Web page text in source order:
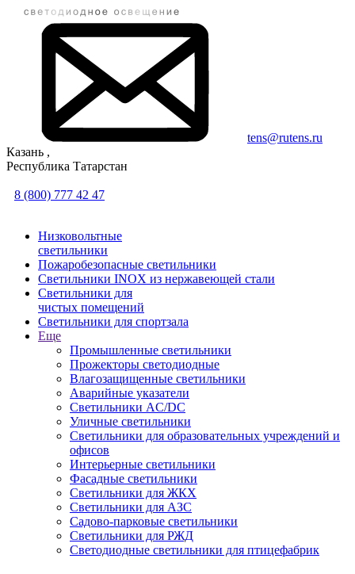
tens@rutens.ru
Казань ,
Республика Татарстан
8 (800) 777 42 47
Низковольтные
светильники
Пожаробезопасные светильники
Светильники INOX из нержавеющей стали
Светильники для
чистых помещений
Светильники для спортзала
Еще
Промышленные светильники
Прожекторы светодиодные
Влагозащищенные светильники
Аварийные указатели
Светильники AC/DC
Уличные светильники
Светильники для образовательных учреждений и
офисов
Интерьерные светильники
Фасадные светильники
Светильники для ЖКХ
Светильники для АЗС
Садово-парковые светильники
Светильники для РЖД
Светодиодные светильники для птицефабрик